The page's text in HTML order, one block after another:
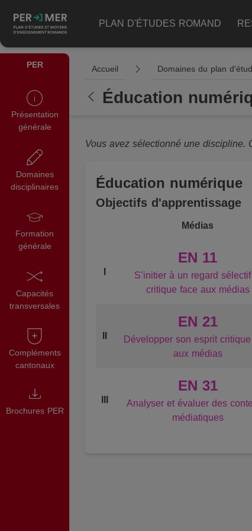
PLAN D'ÉTUDES ROMAND
PER
Présentation
générale
Domaines
disciplinaires
Formation
générale
Capacités
transversales
Compléments
cantonaux
Brochures PER
Accueil Domaines du plan
Éducation
Vous avez sélectionné une discipline.
Éducation numérique
Objectifs d'apprentissage
Médias
EN 11
S’initier à un regard
critique face aux médias
EN 21
Développer son esprit
aux médias
EN 31
Analyser et évaluer des
médiatiques